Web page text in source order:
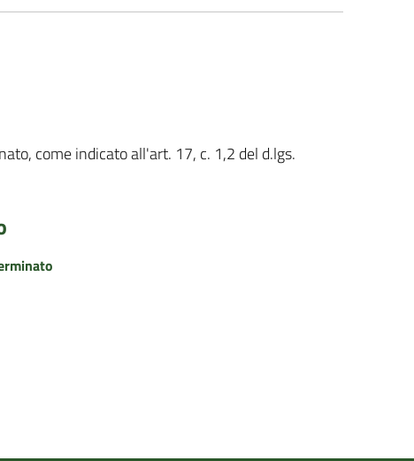
come indicato all'art. 17, c. 1,2 del d.lgs.